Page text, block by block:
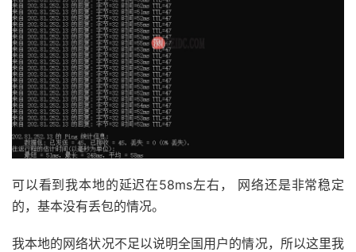
可以看到我本地的延迟在58ms左右， 网络还是非常稳定
的，基本没有丢包的情况。
我本地的网络状况不足以说明全国用户的情况，所以这里我